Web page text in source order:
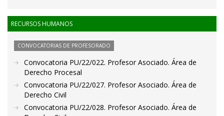
RECURSOS HUMANOS
CONVOCATORIAS DE PROFESORADO
Convocatoria PU/22/022. Profesor Asociado. Área de
Derecho Procesal
Convocatoria PU/22/027. Profesor Asociado. Área de
Derecho Civil
Convocatoria PU/22/028. Profesor Asociado. Área de